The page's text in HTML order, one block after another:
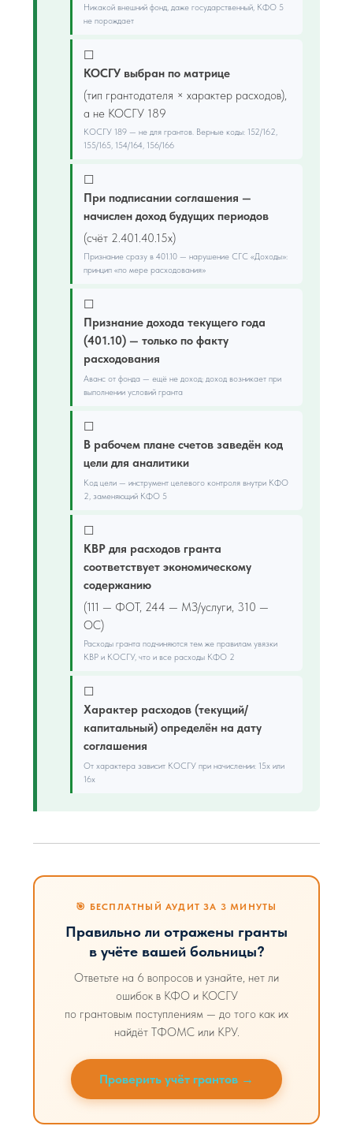
Никакой внешний фонд, даже государственный, КФО 5
не порождает
☐
КОСГУ выбран по матрице
(тип грантодателя × характер расходов),
а не КОСГУ 189
КОСГУ 189 — не для грантов. Верные коды: 152/162,
155/165, 154/164, 156/166
☐
При подписании соглашения —
начислен доход будущих периодов
(счёт 2.401.40.15х)
Признание сразу в 401.10 — нарушение СГС «Доходы»:
принцип «по мере расходования»
☐
Признание дохода текущего года
(401.10) — только по факту
расходования
Аванс от фонда — ещё не доход; доход возникает при
выполнении условий гранта
☐
В рабочем плане счетов заведён код
цели для аналитики
Код цели — инструмент целевого контроля внутри КФО
2, заменяющий КФО 5
☐
КВР для расходов гранта
соответствует экономическому
содержанию
(111 — ФОТ, 244 — МЗ/услуги, 310 —
ОС)
Расходы гранта подчиняются тем же правилам увязки
КВР и КОСГУ, что и все расходы КФО 2
☐
Характер расходов (текущий/
капитальный) определён на дату
соглашения
От характера зависит КОСГУ при начислении: 15х или
16х
🎯 БЕСПЛАТНЫЙ АУДИТ ЗА 3 МИНУТЫ
Правильно ли отражены гранты
в учёте вашей больницы?
Ответьте на 6 вопросов и узнайте, нет ли
ошибок в КФО и КОСГУ
по грантовым поступлениям — до того как их
найдёт ТФОМС или КРУ.
Проверить учёт грантов →